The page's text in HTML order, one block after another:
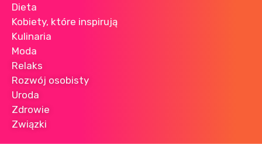
Dieta
Kobiety, które inspirują
Kulinaria
Moda
Relaks
Rozwój osobisty
Uroda
Zdrowie
Związki